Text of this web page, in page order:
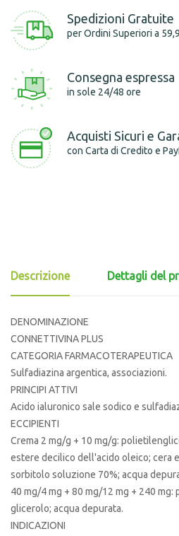
Spedizioni Gratuite
per Ordini Superiori a
Consegna espressa
in sole 24/48 ore
Acquisti Sicuri e
con Carta di Credito e
Descrizione Dettagli del
DENOMINAZIONE
CONNETTIVINA PLUS
CATEGORIA FARMACOTERAPEUTICA
Sulfadiazina argentica, associazioni.
PRINCIPI ATTIVI
Acido ialuronico sale sodico e
ECCIPIENTI
Crema 2 mg/g + 10 mg/g:
estere decilico dell'acido oleico; cera
sorbitolo soluzione 70%; acqua
40 mg/4 mg + 80 mg/12 mg + 240
glicerolo; acqua depurata.
INDICAZIONI